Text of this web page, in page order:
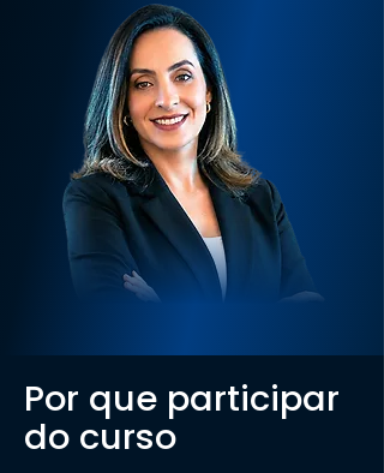
Por que participar
do curso